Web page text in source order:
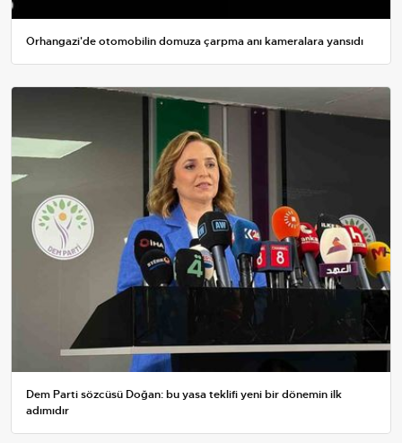
Orhangazi'de otomobilin domuza çarpma anı kameralara yansıdı
Dem Parti sözcüsü Doğan: bu yasa teklifi yeni bir dönemin ilk
adımıdır